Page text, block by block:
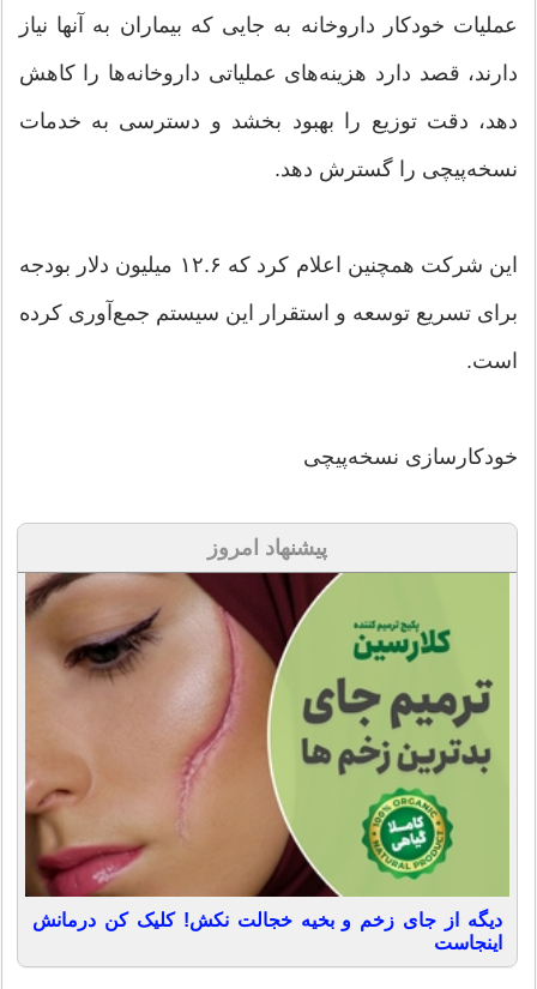
عملیات خودکار داروخانه به جایی که بیماران به آنها نیاز
دارند، قصد دارد هزینه‌های عملیاتی داروخانه‌ها را کاهش
دهد، دقت توزیع را بهبود بخشد و دسترسی به خدمات
نسخه‌پیچی را گسترش دهد.
این شرکت همچنین اعلام کرد که ۱۲.۶ میلیون دلار بودجه
برای تسریع توسعه و استقرار این سیستم جمع‌آوری کرده
است.
خودکارسازی نسخه‌پیچی
پیشنهاد امروز
دیگه از جای زخم و بخیه خجالت نکش! کلیک کن درمانش
اینجاست